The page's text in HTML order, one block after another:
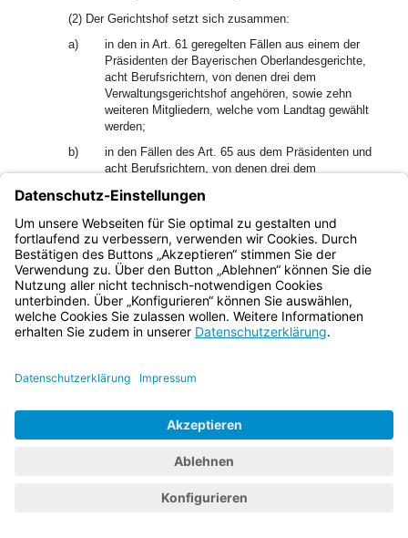
(2) Der Gerichtshof setzt sich zusammen:
a)
in den in Art. 61 geregelten Fällen aus einem der
Präsidenten der Bayerischen Oberlandesgerichte,
acht Berufsrichtern, von denen drei dem
Verwaltungsgerichtshof angehören, sowie zehn
weiteren Mitgliedern, welche vom Landtag gewählt
werden;
b)
in den Fällen des Art. 65 aus dem Präsidenten und
acht Berufsrichtern, von denen drei dem
Berufsrichtern, von denen zwei dem
Verwaltungsgerichtshof angehören, und fünf vom
Landtag gewählten Mitgliedern.
(3)1 Der Präsident und die Berufsrichter werden vom
Landtag gewählt.2Sie können nicht Mitglieder des Landtags
sein.
Gerichtshofs und über das Verfahren vor ihm sowie über die
der Gesetzesform.